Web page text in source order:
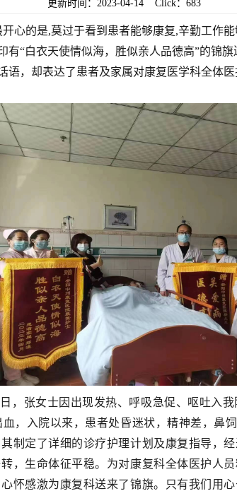
更新时间：2023-04-14 Click：683
心的是,莫过于看到患者能够康复,辛勤工作
有“白衣天使情似海，胜似亲人品德高”的锦
语，却表达了患者及家属对康复医学科全体
，张女士因出现发热、呼吸急促、呕吐入
，入院以来，患者处昏迷状，精神差，鼻
制定了详细的诊疗护理计划及康复指导，
，生命体征平稳。为对康复科全体医护人
怀感激为康复科送来了锦旗。只有我们用